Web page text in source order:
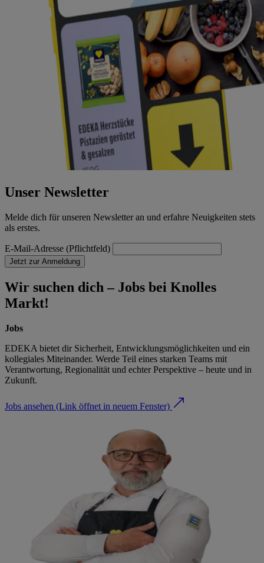
Unser Newsletter
Melde dich für unseren Newsletter an und erfahre Neuigkeiten stets
als erstes.
E-Mail-Adresse (Pflichtfeld)
Jetzt zur Anmeldung
Wir suchen dich – Jobs bei Knolles
Markt!
Jobs
EDEKA bietet dir Sicherheit, Entwicklungsmöglichkeiten und ein
kollegiales Miteinander. Werde Teil eines starken Teams mit
Verantwortung, Regionalität und echter Perspektive – heute und in
Zukunft.
Jobs ansehen (Link öffnet in neuem Fenster)